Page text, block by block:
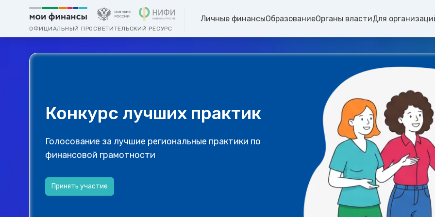
ОФИЦИАЛЬНЫЙ ПРОСВЕТИТЕЛЬСКИЙ РЕСУРС
Личные финансыОбразованиеОрганы властиДля
Конкурс лучших практик
Голосование за лучшие региональные практики по
финансовой грамотности
Принять участие